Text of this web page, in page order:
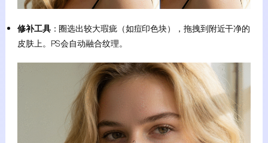
修补工具：圈选出较大瑕疵（如痘印色块），拖拽到附近干净的
皮肤上。PS会自动融合纹理。